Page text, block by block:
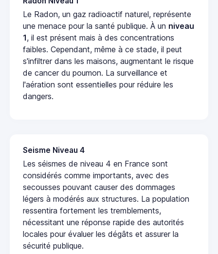
Le Radon, un gaz radioactif naturel, représente
une menace pour la santé publique. À un niveau
1, il est présent mais à des concentrations
faibles. Cependant, même à ce stade, il peut
s'infiltrer dans les maisons, augmentant le risque
de cancer du poumon. La surveillance et
l'aération sont essentielles pour réduire les
dangers.
Seisme Niveau 4
Les séismes de niveau 4 en France sont
considérés comme importants, avec des
secousses pouvant causer des dommages
légers à modérés aux structures. La population
ressentira fortement les tremblements,
nécessitant une réponse rapide des autorités
locales pour évaluer les dégâts et assurer la
sécurité publique.